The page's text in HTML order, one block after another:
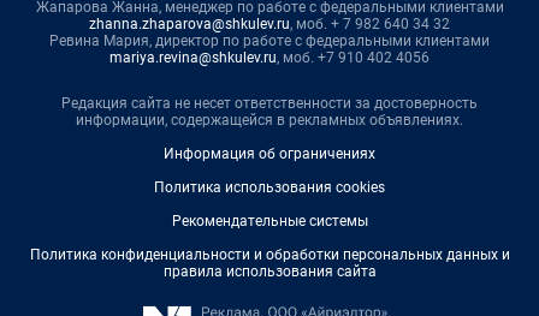
Жапарова Жанна, менеджер по работе с федеральными клиентами
zhanna.zhaparova@shkulev.ru, моб. + 7 982 640 34 32
Ревина Мария, директор по работе с федеральными клиентами
mariya.revina@shkulev.ru, моб. +7 910 402 4056
Редакция сайта не несет ответственности за достоверность
информации, содержащейся в рекламных объявлениях.
Информация об ограничениях
Политика использования cookies
Рекомендательные системы
Политика конфиденциальности и обработки персональных данных и
правила использования сайта